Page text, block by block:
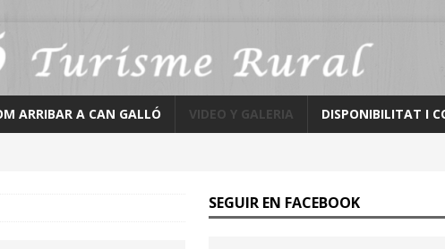
ARRIBAR A CAN GALLÓ VIDEO Y GALERIA DISPONIBILITAT I
SEGUIR EN FACEBOOK